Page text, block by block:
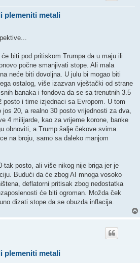
plemeniti metali
biti pod pritiskom Trumpa da u maju ili
počne smanjivati stope. Ali mala
neće biti dovoljna. U julu bi mogao biti
ostalog, više izazvan vještački od strane
banaka i fondova da se sa trenutnih 3.5
posto i time izjednaci sa Evropom. U tom
jos 20, a realno 30 posto vrijednosti za dva,
4 milijarde, kao za vrijeme korone, banke
obnoviti, a Trump šalje čekove svima.
na broju, samo sa daleko manjom
tak posto, ali više nikog nije briga jer je
Budući da će zbog AI mnoga vosoko
deflatorni pritisak zbog nedostatka
će biti ogroman. Možda ček
dizati stope da se obuzda inflacija.
plemeniti metali